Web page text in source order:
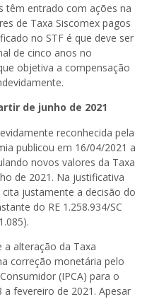
têm entrado com ações na
de Taxa Siscomex pagos
no STF é que deve ser
de cinco anos no
objetiva a compensação
de junho de 2021
reconhecida pela
publicou em 16/04/2021 a
novos valores da Taxa
de 2021. Na justificativa
justamente a decisão do
do RE 1.258.934/SC
a alteração da Taxa
correção monetária pelo
(IPCA) para o
fevereiro de 2021. Apesar